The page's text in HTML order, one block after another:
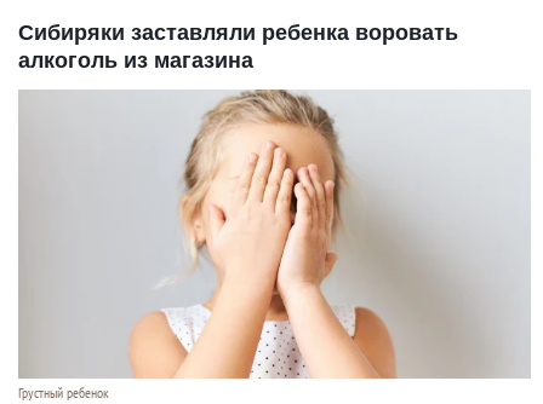
Сибиряки заставляли ребенка воровать
алкоголь из магазина
Грустный ребенок